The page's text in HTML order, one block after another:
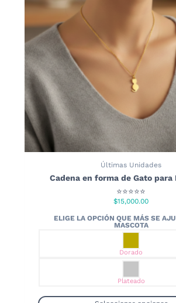
Últimas Unidades
Cadena en forma de Gato para
⭐⭐⭐⭐⭐
$15,000.00
Dorado
Plateado